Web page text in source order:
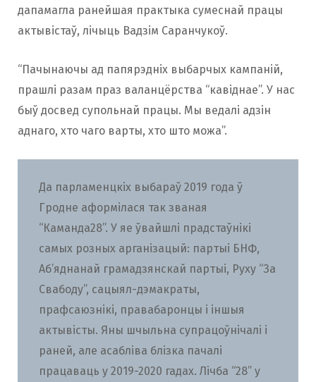
дапамагла ранейшая практыка сумеснай працы
актывістаў, лічыць Вадзім Саранчукоў.
“Пачынаючы ад папярэдніх выбарчых кампаній,
прашлі разам праз валанцёрства “кавіднае”. У нас
быў досвед супольнай працы. Мы ведалі адзін
аднаго, хто чаго варты, хто што можа”.
Да парламенцкіх выбараў 2019 года ў
Гродне аформілася так званая
“Каманда28”. У яе ўвайшлі прадстаўнікі
самых розных арганізацый: партыі БНФ,
Аб’яднанай грамадзянскай партыі, Руху “За
Свабоду”, сацыял-дэмакраты,
прафсаюзнікі, правабаронцы і іншыя
актывісты. Яны шчыльна супрацоўнічалі і
раней, але асабліва блізка пачалі
працаваць у 2019-2020 гадах. Лічба “28” у